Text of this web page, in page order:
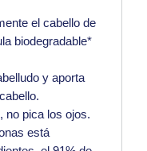
el cabello de
biodegradable*
y aporta
no pica los ojos.
está